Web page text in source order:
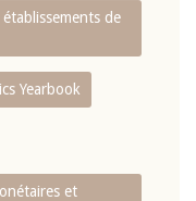
de
Yearbook
et